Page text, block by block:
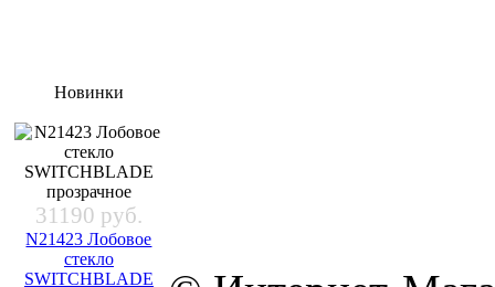
Новинки
31190 руб.
N21423 Лобовое
стекло
SWITCHBLADE